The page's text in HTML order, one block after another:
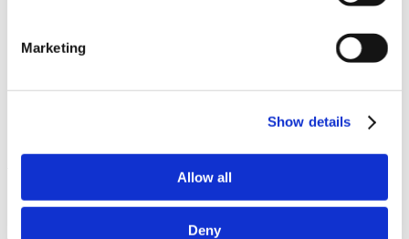
Marketing
Show details
Allow all
Deny
What’s New For Welcome Screen
Zkušební verze
Categories
Archive